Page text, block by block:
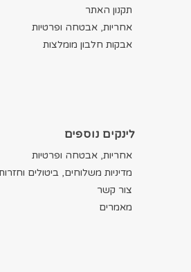
תקנון האתר
אחריות, אבטחה ופרטיות
אבקות חלבון מומלצות
לינקים נוספים
אחריות, אבטחה ופרטיות
מדיניות משלוחים, ביטולים
צור קשר
מאמרים